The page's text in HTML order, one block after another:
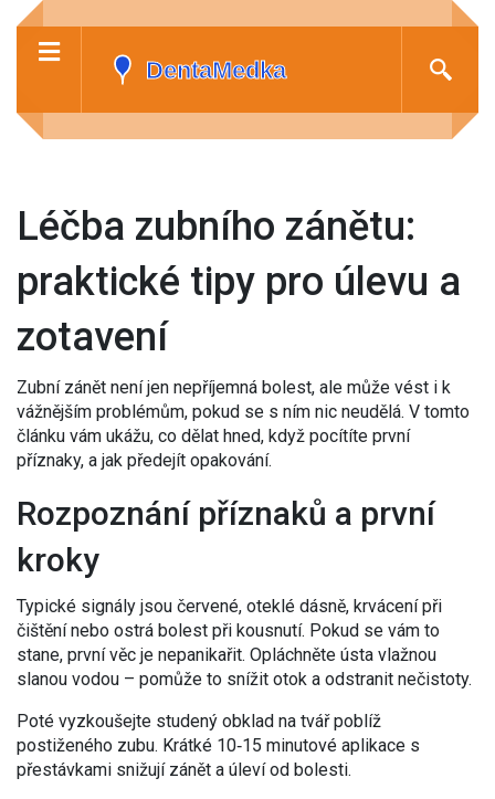
Léčba zubního zánětu:
praktické tipy pro úlevu a
zotavení
Zubní zánět není jen nepříjemná bolest, ale může vést i k
vážnějším problémům, pokud se s ním nic neudělá. V tomto
článku vám ukážu, co dělat hned, když pocítíte první
příznaky, a jak předejít opakování.
Rozpoznání příznaků a první
kroky
Typické signály jsou červené, oteklé dásně, krvácení při
čištění nebo ostrá bolest při kousnutí. Pokud se vám to
stane, první věc je nepanikařit. Opláchněte ústa vlažnou
slanou vodou – pomůže to snížit otok a odstranit nečistoty.
Poté vyzkoušejte studený obklad na tvář poblíž
postiženého zubu. Krátké 10‑15 minutové aplikace s
přestávkami snižují zánět a úleví od bolesti.